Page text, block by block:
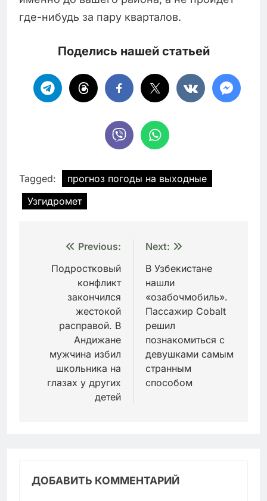
где-нибудь за пару кварталов.
Поделись нашей статьей
Tagged:
прогноз погоды на выходные
Узгидромет
Навигация
записям
Previous:
Подростковый
конфликт
закончился
жестокой
расправой. В
Андижане
мужчина избил
школьника на
глазах у других
детей
Next:
В Узбекистане
нашли
«озабочмобиль».
Пассажир Cobalt
решил
познакомиться с
девушками самым
странным
способом
ДОБАВИТЬ КОММЕНТАРИЙ